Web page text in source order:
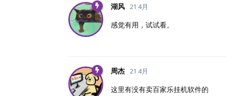
湖风 21 4月
感觉有用，试试看。
周杰 21 4月
这里有没有卖百家乐挂机软件的